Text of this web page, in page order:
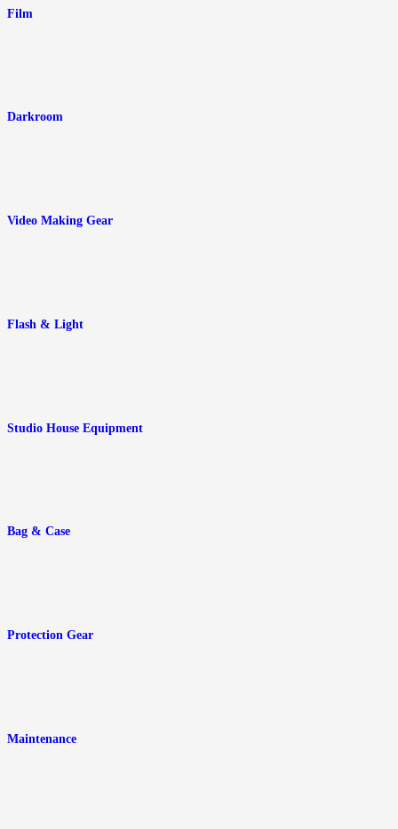
Film
Darkroom
Video Making Gear
Flash & Light
Studio House Equipment
Bag & Case
Protection Gear
Maintenance